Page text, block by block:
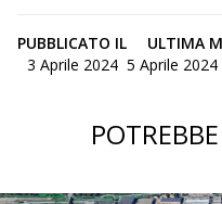
PUBBLICATO IL
3 Aprile 2024
ULTIMA
5 Aprile